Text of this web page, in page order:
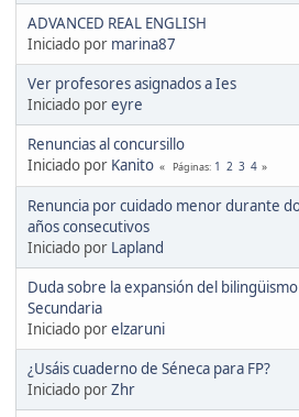
ADVANCED REAL ENGLISH
Iniciado por marina87
Ver profesores asignados a Ies
Iniciado poreyre
Renuncias al concursillo
Iniciado por Kanito Páginas 1 2 3 4
Renuncia por cuidado menor durante
años consecutivos
Iniciado por Lapland
Duda sobre la expansión del
Secundaria
Iniciado porelzaruni
¿Usáis cuaderno de Séneca para FP?
Iniciado porZhr